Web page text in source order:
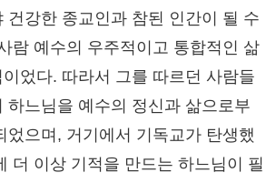
건강한 종교인과 참된 인간이 될 수
람 예수의 우주적이고 통합적인 삶
었다. 따라서 그를 따르던 사람들
하느님을 예수의 정신과 삶으로부
었으며, 거기에서 기독교가 탄생했
더 이상 기적을 만드는 하느님이 필